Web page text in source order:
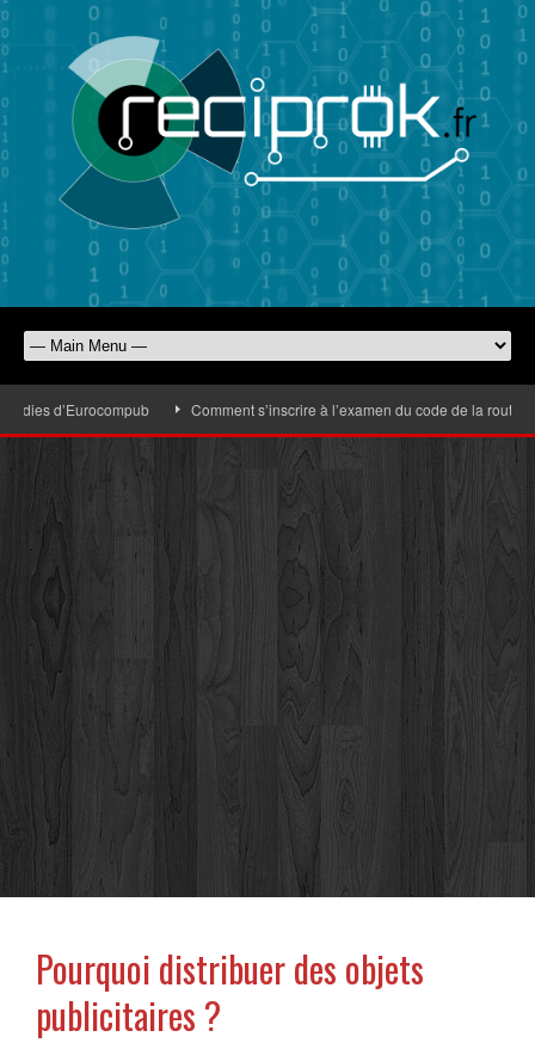
d’Eurocompub Comment s’inscrire à l’examen du code de la route
Pourquoi distribuer des objets
publicitaires ?